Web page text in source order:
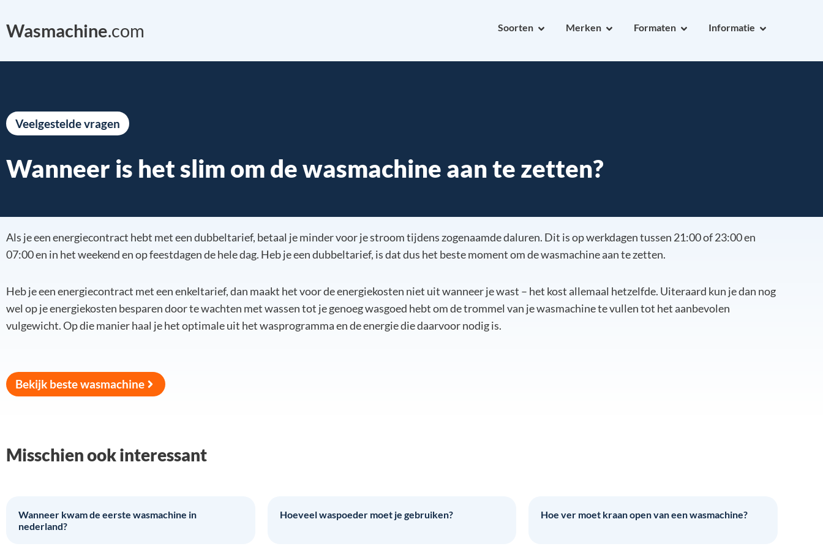
Wasmachine.com Soorten Merken Formaten Informatie
Veelgestelde vragen
Wanneer is het slim om de wasmachine aan te zetten?
Als je een energiecontract hebt met een dubbeltarief, betaal je minder voor je stroom tijdens zogenaamde daluren. Dit is op werkdagen tussen 21:00 of 23:00 en
07:00 en in het weekend en op feestdagen de hele dag. Heb je een dubbeltarief, is dat dus het beste moment om de wasmachine aan te zetten.
Heb je een energiecontract met een enkeltarief, dan maakt het voor de energiekosten niet uit wanneer je wast – het kost allemaal hetzelfde. Uiteraard kun je dan nog
wel op je energiekosten besparen door te wachten met wassen tot je genoeg wasgoed hebt om de trommel van je wasmachine te vullen tot het aanbevolen
vulgewicht. Op die manier haal je het optimale uit het wasprogramma en de energie die daarvoor nodig is.
Bekijk beste wasmachine
Misschien ook interessant
Wanneer kwam de eerste wasmachine in
nederland?
Hoeveel waspoeder moet je gebruiken? Hoe ver moet kraan open van een wasmachine?